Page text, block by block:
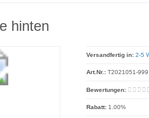
hinten
Versandfertig in: 2-5
Art.Nr.: T2021051-999
Bewertungen:
Rabatt:1.00%